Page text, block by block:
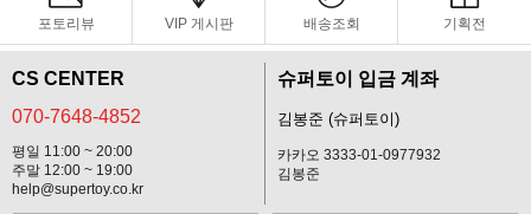
포토리뷰 VIP 게시판 배송조회 기획전
CS CENTER
070-7648-4852
평일 11:00 ~ 20:00
주말 12:00 ~ 19:00
help@supertoy.co.kr
슈퍼토이 입금 계좌
김봉준 (슈퍼토이)
카카오 3333-01-0977932
김봉준